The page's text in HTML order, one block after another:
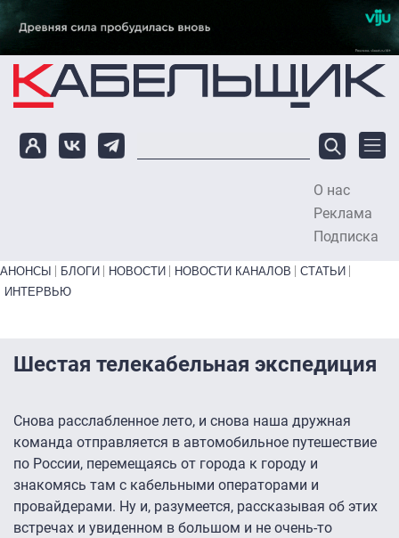
О нас
Реклама
Подписка
Primary links bottom
АНОНСЫ БЛОГИ НОВОСТИ НОВОСТИ КАНАЛОВ
СТАТЬИ
ИНТЕРВЬЮ
Шестая телекабельная экспедиция
Снова расслабленное лето, и снова наша дружная
команда отправляется в автомобильное путешествие
по России, перемещаясь от города к городу и
знакомясь там с кабельными операторами и
провайдерами. Ну и, разумеется, рассказывая об этих
встречах и увиденном в большом и не очень-то